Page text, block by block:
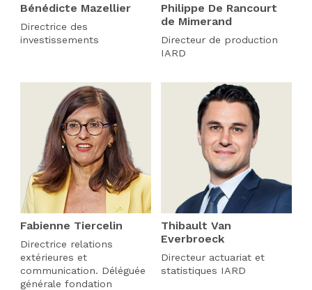
Bénédicte Mazellier
Directrice des
investissements
Philippe De Rancourt
de Mimerand
Directeur de production
IARD
Fabienne Tiercelin
Directrice relations
extérieures et
communication. Déléguée
générale fondation
Thibault Van
Everbroeck
Directeur actuariat et
statistiques IARD